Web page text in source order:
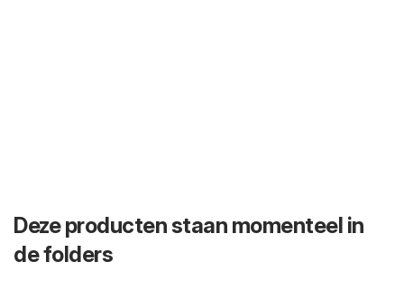
Deze producten staan momenteel in
de folders